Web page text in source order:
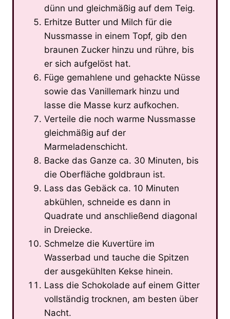
dünn und gleichmäßig auf dem Teig.
Erhitze Butter und Milch für die
Nussmasse in einem Topf, gib den
braunen Zucker hinzu und rühre, bis
er sich aufgelöst hat.
Füge gemahlene und gehackte Nüsse
sowie das Vanillemark hinzu und
lasse die Masse kurz aufkochen.
Verteile die noch warme Nussmasse
gleichmäßig auf der
Marmeladenschicht.
Backe das Ganze ca. 30 Minuten, bis
die Oberfläche goldbraun ist.
Lass das Gebäck ca. 10 Minuten
abkühlen, schneide es dann in
Quadrate und anschließend diagonal
in Dreiecke.
Schmelze die Kuvertüre im
Wasserbad und tauche die Spitzen
der ausgekühlten Kekse hinein.
Lass die Schokolade auf einem Gitter
vollständig trocknen, am besten über
Nacht.